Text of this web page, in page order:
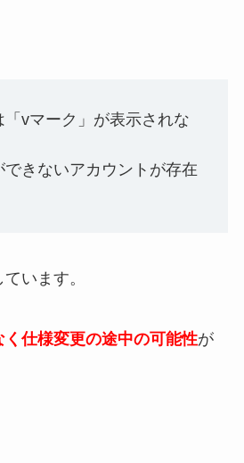
「vマーク」が表示されな
できないアカウントが存在
います。
仕様変更の途中の可能性が